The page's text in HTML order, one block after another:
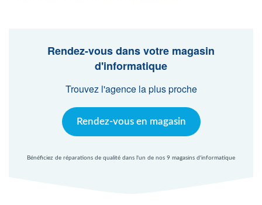
Agent Mac
Nl
Rendez-vous dans votre magasin
d'informatique
Trouvez l'agence la plus proche
Rendez-vous en magasin
Bénéficiez de réparations de qualité dans l'un de nos 9 magasins d'informatique